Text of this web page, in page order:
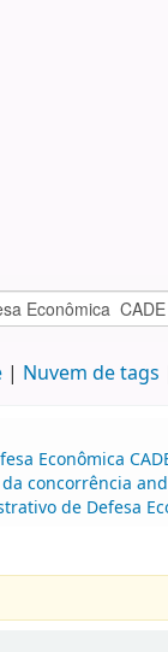
Nuvem de tags
Econômica
concorrência
de Defesa